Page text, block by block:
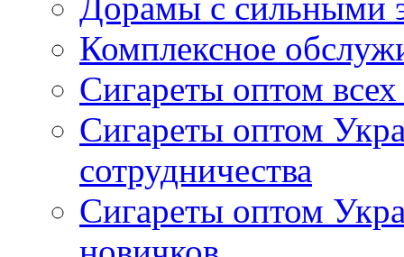
Комплексное
Сигареты оптом
Сигареты оптом
сотрудничества
Сигареты оптом